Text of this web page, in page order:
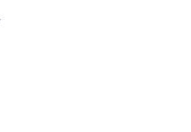
al mee;